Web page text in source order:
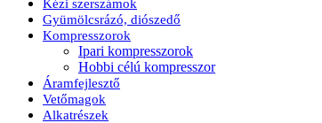
Kézi szerszámok
Gyümölcsrázó, diószedő
Kompresszorok
Ipari kompresszorok
Hobbi célú kompresszor
Áramfejlesztő
Vetőmagok
Alkatrészek